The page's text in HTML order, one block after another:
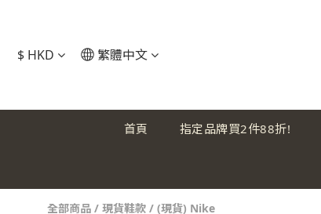
$ HKD 繁體中文
首頁 指定品牌買2件88折!
全部商品 / 現貨鞋款 / (現貨) Nike